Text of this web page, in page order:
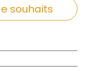
souhaits